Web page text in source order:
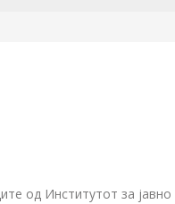
од Институтот за